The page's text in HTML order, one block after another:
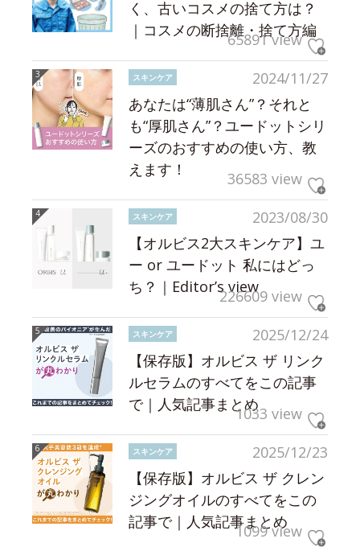
く、古いコスメの捨て方は？
｜コスメの断捨離・捨て方編
65891 view
2024/11/27
スキンケア
あなたは“薄肌さん”？それと
も“厚肌さん”？ユードットシリ
ーズのおすすめの使い方、教
えます！
36583 view
2023/08/30
スキンケア
【オルビス2大スキンケア】ユ
ー or ユードット 私にはどっ
ち？｜Editor’s view226609 view
2025/12/24
スキンケア
【保存版】オルビス ザ リンク
ルセラムのすべてをこの記事
で｜人気記事まとめ1033 view
2025/12/23
スキンケア
【保存版】オルビス ザ クレン
ジングオイルのすべてをこの
記事で｜人気記事まとめ
1099 view